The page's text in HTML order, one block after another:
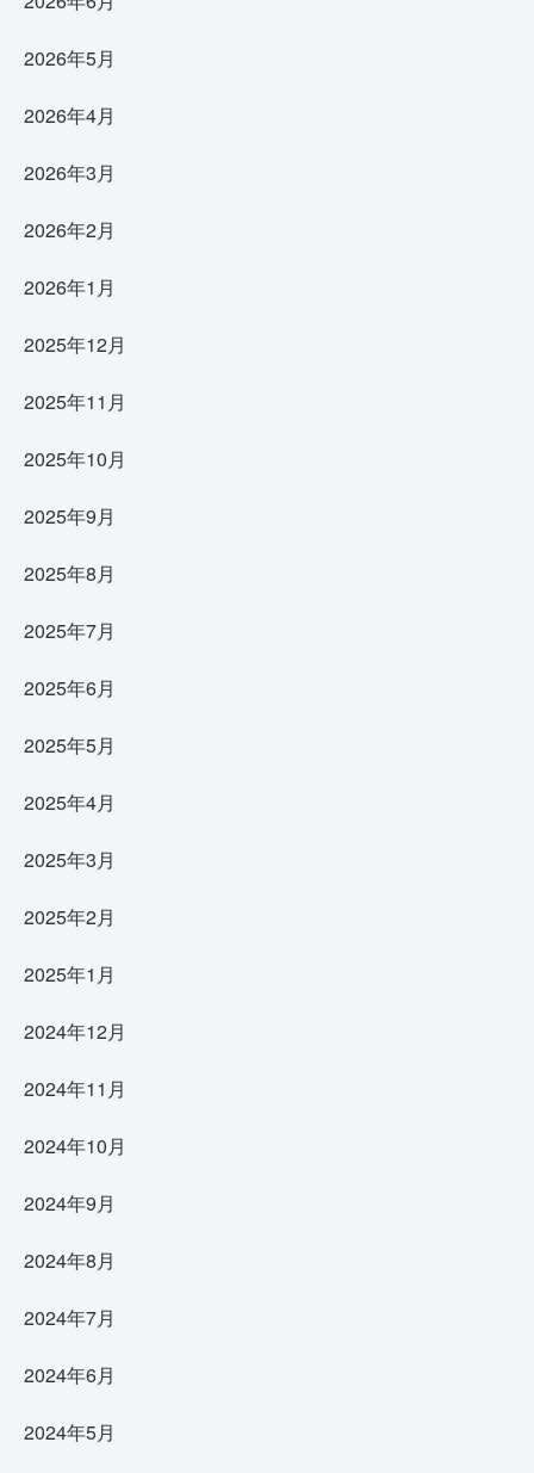
2026年5月
2026年4月
2026年3月
2026年2月
2026年1月
2025年12月
2025年11月
2025年10月
2025年9月
2025年8月
2025年7月
2025年6月
2025年5月
2025年4月
2025年3月
2025年2月
2025年1月
2024年12月
2024年11月
2024年10月
2024年9月
2024年8月
2024年7月
2024年6月
2024年5月